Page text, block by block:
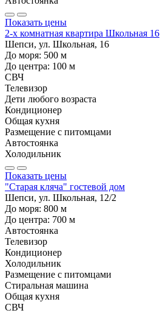
Показать цены
2-х комнатная квартира Школьная 16
Шепси, ул. Школьная, 16
До моря: 500 м
До центра: 100 м
СВЧ
Телевизор
Дети любого возраста
Кондиционер
Общая кухня
Размещение с питомцами
Автостоянка
Холодильник
Показать цены
"Старая кляча" гостевой дом
Шепси, ул. Школьная, 12/2
До моря: 800 м
До центра: 700 м
Автостоянка
Телевизор
Кондиционер
Холодильник
Размещение с питомцами
Стиральная машина
Общая кухня
СВЧ